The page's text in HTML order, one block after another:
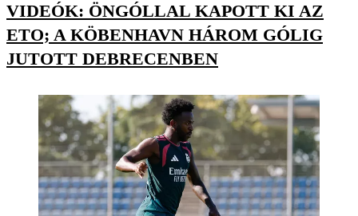
VIDEÓK: ÖNGÓLLAL KAPOTT KI AZ
ETO; A KÖBENHAVN HÁROM GÓLIG
JUTOTT DEBRECENBEN